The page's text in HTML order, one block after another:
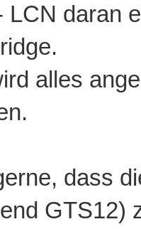
LCN daran
alles
dass
GTS12)